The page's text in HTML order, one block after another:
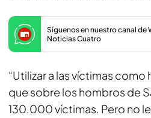
Síguenos en nuestro canal de
Noticias Cuatro
“Utilizar a las víctimas
que sobre los hombros de
130.000 víctimas. Pero no